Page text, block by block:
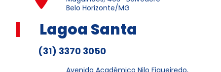
Belo Horizonte/MG
Lagoa Santa
(31) 3370 3050
Avenida Acadêmico Nilo Figueiredo,